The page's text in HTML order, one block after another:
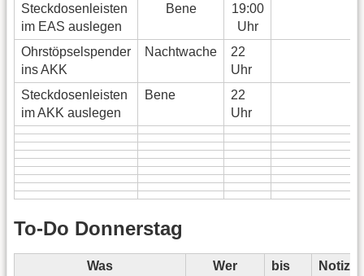
Steckdosenleisten
im EAS auslegen
Bene
19:00
Uhr
Ohrstöpselspender
ins AKK
Nachtwache
22
Uhr
Steckdosenleisten
im AKK auslegen
Bene
22
Uhr
To-Do Donnerstag
Was Wer
bis